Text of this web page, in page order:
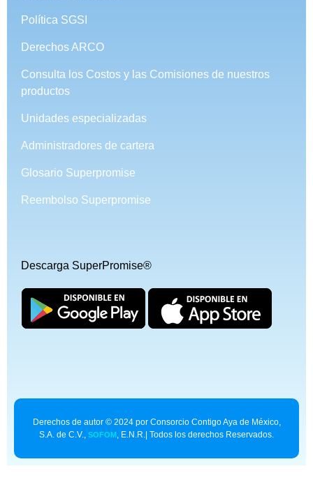
Política SGSI
Derechos ARCO
Consulta los Costos y las Comisiones de nuestros
productos
Unidades especializadas
Administradores de cartera
Glosario Superpromise
Reembolso Superpromise
Descarga SuperPromise®
Derechos de autor © 2024 por Consorcio Contigo Aya de México,
S.A. de C.V., SOFOM, E.N.R.| Todos los derechos Reservados.